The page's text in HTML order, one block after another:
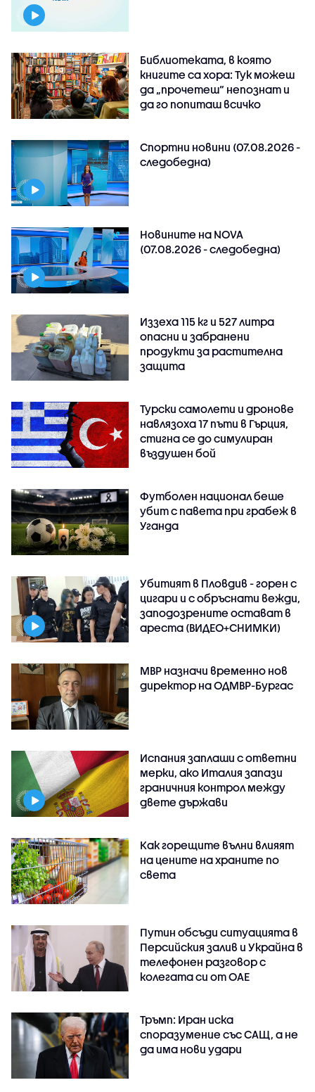
Библиотеката, в която
книгите са хора: Тук можеш
да „прочетеш“ непознат и
да го попиташ всичко
Спортни новини (07.08.2026 -
следобедна)
Новините на NOVA
(07.08.2026 - следобедна)
Иззеха 115 кг и 527 литра
опасни и забранени
продукти за растителна
защита
Турски самолети и дронове
навлязоха 17 пъти в Гърция,
стигна се до симулиран
въздушен бой
Футболен национал беше
убит с павета при грабеж в
Уганда
Убитият в Пловдив - горен с
цигари и с обръснати вежди,
заподозрените остават в
ареста (ВИДЕО+СНИМКИ)
МВР назначи временно нов
директор на ОДМВР-Бургас
Испания заплаши с ответни
мерки, ако Италия запази
граничния контрол между
двете държави
Как горещите вълни влияят
на цените на храните по
света
Путин обсъди ситуацията в
Персийския залив и Украйна в
телефонен разговор с
колегата си от ОАЕ
Тръмп: Иран иска
споразумение със САЩ, а не
да има нови удари